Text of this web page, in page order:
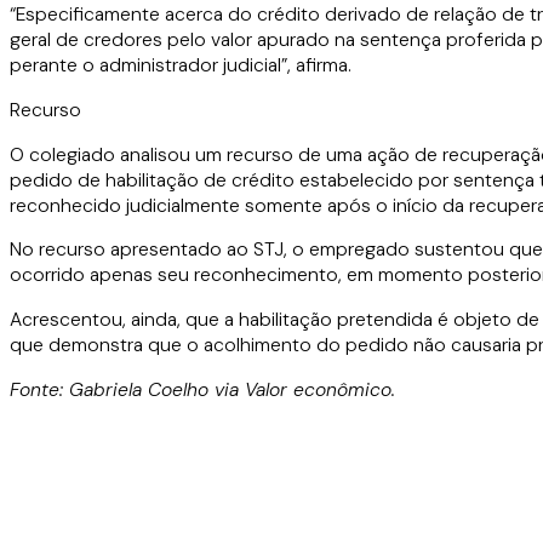
“Especificamente acerca do crédito derivado de relação
geral de credores pelo valor apurado na sentença proferida
perante o administrador judicial”, afirma.
Recurso
O colegiado analisou um recurso de uma ação de
pedido de habilitação de crédito estabelecido por
reconhecido judicialmente somente após o início da
No recurso apresentado ao STJ, o empregado sustentou
ocorrido apenas seu reconhecimento, em momento
Acrescentou, ainda, que a habilitação pretendida é objeto
que demonstra que o acolhimento do pedido não causaria
Fonte: Gabriela Coelho via Valor econômico.